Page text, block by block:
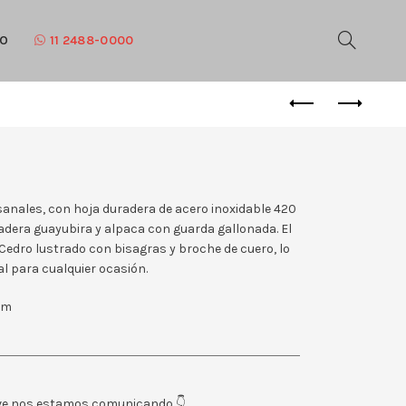
11 2488-0000
con hoja duradera de acero inoxidable 420
guayubira y alpaca con guarda gallonada. El
lustrado con bisagras y broche de cuero, lo
para cualquier ocasión.